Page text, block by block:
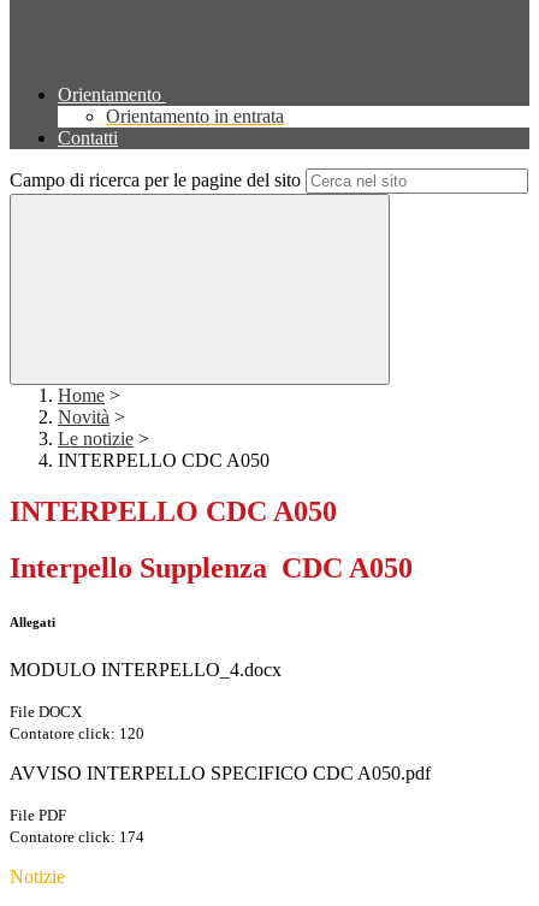
Orientamento
Orientamento in entrata
Contatti
Campo di ricerca per le pagine del sito
Home >
Novità >
Le notizie >
INTERPELLO CDC A050
INTERPELLO CDC A050
Interpello Supplenza CDC A050
Allegati
MODULO INTERPELLO_4.docx
File DOCX
Contatore click: 120
AVVISO INTERPELLO SPECIFICO CDC A050.pdf
File PDF
Contatore click: 174
Notizie